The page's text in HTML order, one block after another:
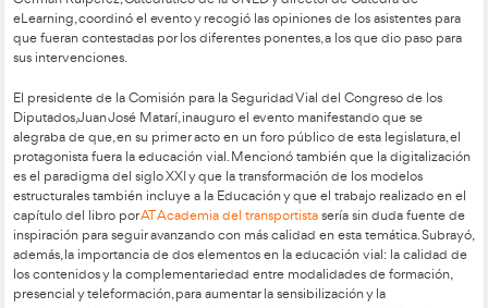
El “Libro Blanco del e-Learning” es una iniciativa pionera de
Proveedores de e-Learning (APeL), y el resultado del
cuarenta expertos y profesionales procedentes de los más
organismos públicos, asociaciones y empresas relacionadas
online española.
El evento fue presentado por Pedro Gómez, presidente de
en valor la temática de este webinar y lo definió como día
Educación Vial y en la formación de conductores y
quiso poner a disposición de las administraciones el
para ayudarles en su transición hacia la digitalización en sus
formativas, para conseguir que sean de la calidad deseable.